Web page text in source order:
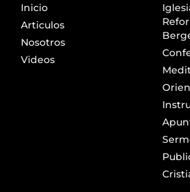
Inicio
Articulos
Nosotros
Videos